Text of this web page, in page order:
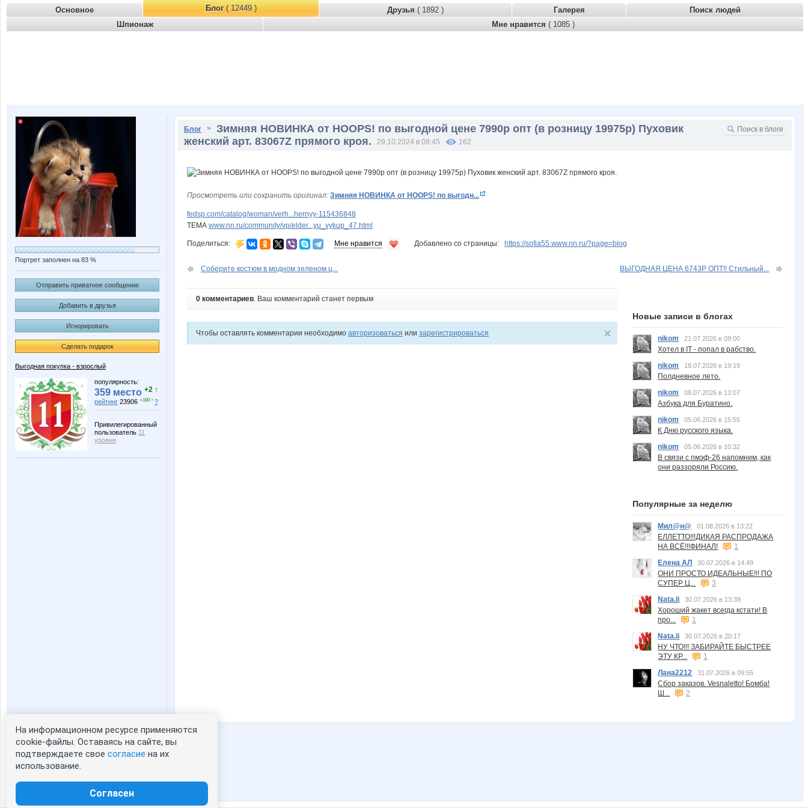
Основное Блог( 12449 ) Друзья ( 1892 ) Галерея
Поиск людей
Шпионаж
Мне нравится ( 1085 )
Портрет заполнен на 83 %
Отправить приватное сообщение
Добавить в друзья
Игнорировать
Сделать подарок
Выгодная покупка - взрослый
популярность:
359 место +2 ↑
рейтинг 23906 +100 ↑ ?
Привилегированный
пользователь 11
уровня
Статистика портрета:
сейчас просматривают портрет - 0
зарегистрированные пользователи
Блог > Зимняя НОВИНКА от HOOPS! по выгодной цене 7990р опт (в розницу 19975р) Пуховик
женский арт. 83067Z прямого кроя.
29.10.2024 в 08:45 162
Просмотреть или сохранить оригинал: Зимняя НОВИНКА от HOOPS! по выгодн...
fedsp.com/catalog/woman/verh...hernyy-115436848
ТЕМА www.nn.ru/community/vp/elder...yu_vykup_47.html
Поделиться: Мне нравится Добавлено со страницы: https://sofia55.www.nn.ru/?page=blog
Соберите костюм в модном зеленом ц... ВЫГОДНАЯ ЦЕНА 6743Р ОПТ!! Стильный...
0 комментариев. Ваш комментарий станет первым
Чтобы оставлять комментарии необходимо авторизоваться или зарегистрироваться
Новые записи в блогах
nikom 21.07.2026 в 09:00
Хотел в IT - попал в рабство.
nikom
18.07.2026 в 19:19
Полдневное лето.
nikom
08.07.2026 в 13:07
Азбука для Буратино.
nikom
05.06.2026 в 15:55
К Дню русского языка.
nikom
05.06.2026 в 10:32
В связи с пмэф-26 напомним, как
они раззоряли Россию.
Популярные за неделю
Мил@н@ 01.08.2026 в 13:22
ЕЛЛЕТТО!!!ДИКАЯ РАСПРОДАЖА
НА ВСЁ!!!ФИНАЛ!
1
Елена АЛ
30.07.2026 в 14:49
ОНИ ПРОСТО ИДЕАЛЬНЫЕ!!! ПО
СУПЕР Ц...
3
Nata.li
30.07.2026 в 13:39
Хороший жакет всегда кстати! В
про...
1
Nata.li
30.07.2026 в 20:17
НУ ЧТО!!! ЗАБИРАЙТЕ БЫСТРЕЕ
ЭТУ КР...
1
Лана2212
31.07.2026 в 09:55
Сбор заказов. Vesnaletto! Бомба!
Ш...
2
На информационном ресурсе применяются
cookie-файлы. Оставаясь на сайте, вы
подтверждаете свое согласие на их
использование.
Согласен